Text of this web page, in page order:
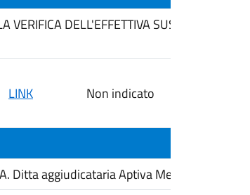
DELL'EFFETTIVA SUSSISTENZA
LINK Non indicato
Ditta aggiudicataria Aptiva Medical srl